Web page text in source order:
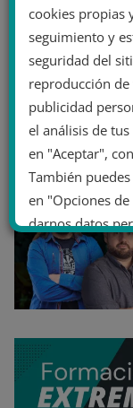
cookies propias
seguimiento y
seguridad del
reproducción
publicidad
el análisis de
en "Aceptar",
También
en "Opciones
darnos datos
último, puedes
No dar mi
Opciones de